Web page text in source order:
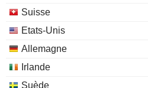
Suisse
Etats-Unis
Allemagne
Irlande
Suède